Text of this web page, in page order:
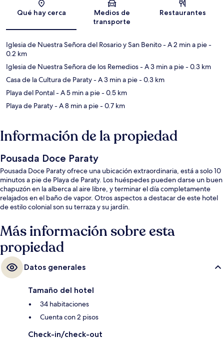
Sección del mapa
Qué hay cerca
Medios de
transporte
Restaurantes
Iglesia de Nuestra Señora del Rosario y San Benito- A 2 min a pie-
0.2 km
Iglesia de Nuestra Señora de los Remedios- A 3 min a pie- 0.3 km
Casa de la Cultura de Paraty- A 3 min a pie- 0.3 km
Playa del Pontal- A 5 min a pie- 0.5 km
Playa de Paraty- A 8 min a pie- 0.7 km
Información de la propiedad
Pousada Doce Paraty
Pousada Doce Paraty ofrece una ubicación extraordinaria, está a solo 10
minutos a pie de Playa de Paraty. Los huéspedes pueden darse un buen
chapuzón en la alberca al aire libre, y terminar el día completamente
relajados en el baño de vapor. Otros aspectos a destacar de este hotel
de estilo colonial son su terraza y su jardín.
Más información sobre esta
propiedad
Datos generales
Tamaño del hotel
34 habitaciones
Cuenta con 2 pisos
Check-in/check-out